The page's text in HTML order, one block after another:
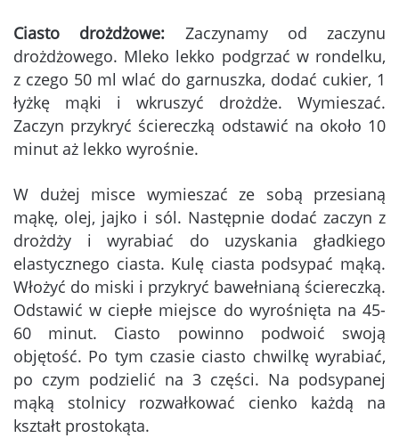
Ciasto drożdżowe: Zaczynamy od zaczynu
drożdżowego. Mleko lekko podgrzać w rondelku,
z czego 50 ml wlać do garnuszka, dodać cukier, 1
łyżkę mąki i wkruszyć drożdże. Wymieszać.
Zaczyn przykryć ściereczką odstawić na około 10
minut aż lekko wyrośnie.
W dużej misce wymieszać ze sobą przesianą
mąkę, olej, jajko i sól. Następnie dodać zaczyn z
drożdży i wyrabiać do uzyskania gładkiego
elastycznego ciasta. Kulę ciasta podsypać mąką.
Włożyć do miski i przykryć bawełnianą ściereczką.
Odstawić w ciepłe miejsce do wyrośnięta na 45-
60 minut. Ciasto powinno podwoić swoją
objętość. Po tym czasie ciasto chwilkę wyrabiać,
po czym podzielić na 3 części. Na podsypanej
mąką stolnicy rozwałkować cienko każdą na
kształt prostokąta.